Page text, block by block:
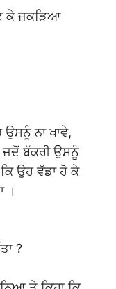
ਕੇ ਜਕੜਿਆ
ਉਸਨੂੰ ਨਾ ਖਾਵੇ,
ਜਦੋਂ ਬੱਕਰੀ ਉਸਨੂੰ
ਉਹ ਵੱਡਾ ਹੋ ਕੇ
।
?